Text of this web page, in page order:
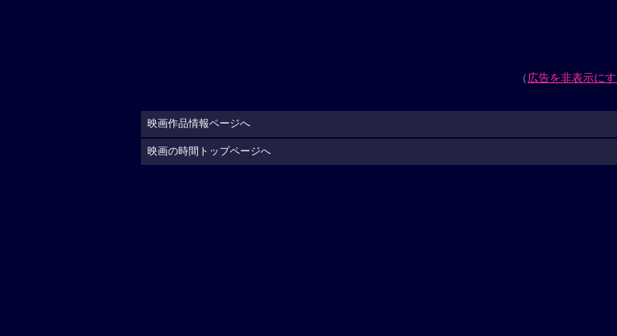
（広告を非表示に
映画作品情報ページへ
映画の時間トップページへ